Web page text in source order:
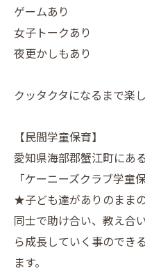
ゲームあり
女子トークあり
夜更かしもあり
クッタクタになるまで楽
【民間学童保育】
愛知県海部郡蟹江町にある
「ケーニーズクラブ学童
★子ども達がありのまま
同士で助け合い、教え合
ら成長していく事のでき
ます。